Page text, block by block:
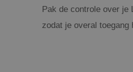
Pak de controle over je
zodat je overal